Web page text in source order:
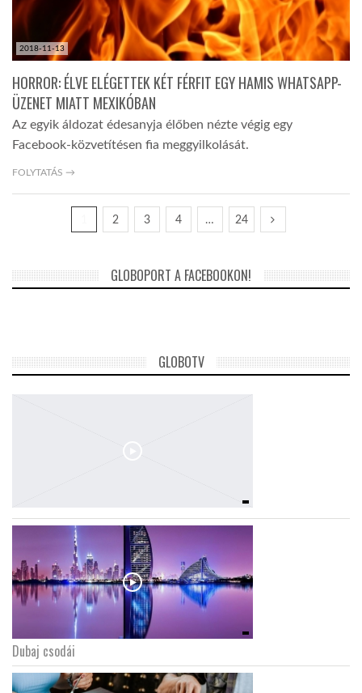
2018-11-13
HORROR: ÉLVE ELÉGETTEK KÉT FÉRFIT EGY HAMIS WHATSAPP-
ÜZENET MIATT MEXIKÓBAN
Az egyik áldozat édesanyja élőben nézte végig egy
Facebook-közvetítésen fia meggyilkolását.
FOLYTATÁS →
2 3 4 … 24
GLOBOPORT A FACEBOOKON!
GLOBOTV
Dubaj csodái